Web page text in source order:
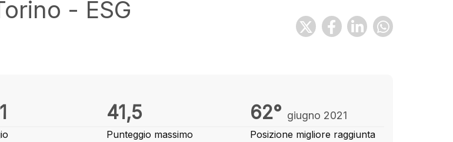
- ESG
41,5 62° giugno 2021
Punteggio massimo
Posizione migliore raggiunta